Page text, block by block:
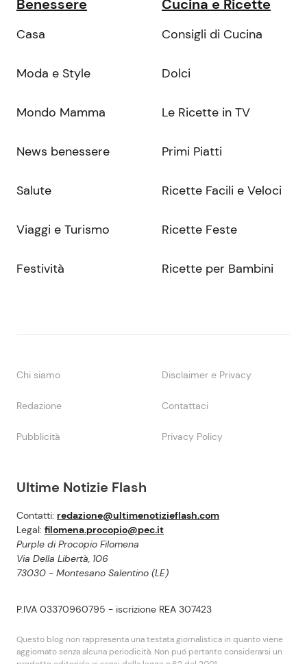
Ultime Notizie Flash
Contatti: redazione@ultimenotizieflash.com
Legal: filomena.procopio@pec.it
Purple di Procopio Filomena
Via Della Libertà, 106
73030 - Montesano Salentino (LE)
P.IVA 03370960795 - iscrizione REA 307423
Questo blog non rappresenta una testata giornalistica in quanto viene
aggiornato senza alcuna periodicità. Non puó pertanto considerarsi un
Benessere
Casa
Moda e Style
Mondo Mamma
News benessere
Salute
Viaggi e Turismo
Festività
Cucina e Ricette
Consigli di Cucina
Dolci
Le Ricette in TV
Primi Piatti
Ricette Facili e Veloci
Ricette Feste
Ricette per Bambini
Chi siamo Disclaimer e Privacy
Redazione Contattaci
Pubblicità Privacy Policy